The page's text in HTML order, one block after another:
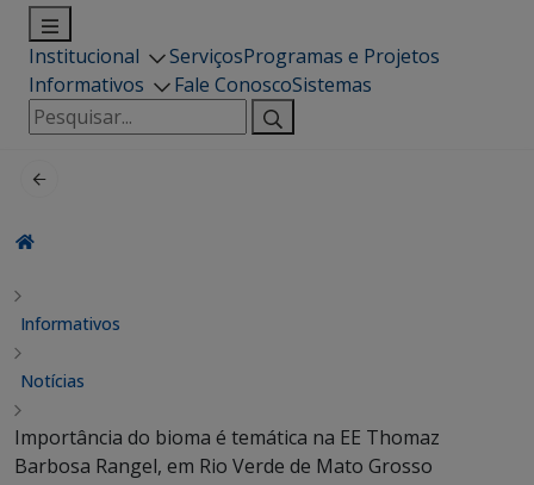
Institucional ServiçosProgramas e Projetos
Informativos
Fale ConoscoSistemas
Pesquisar
por:
Informativos
Notícias
Importância do bioma é temática na EE Thomaz
Barbosa Rangel, em Rio Verde de Mato Grosso